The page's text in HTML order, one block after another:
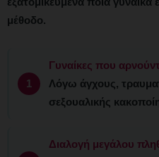
μέθοδο.
Γυναίκες που
Λόγω άγχους,
σεξουαλικής
Διαλογή μεγάλου